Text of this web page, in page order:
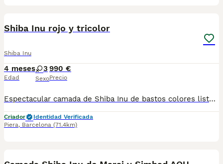
Shiba Inu rojo y tricolor
Shiba Inu
4 meses
Edad
3
Sexo
990 €
Precio
Espectacular camada de Shiba Inu de bastos colores listos para entregar . Precio no negociable y muy ajustado. Centro Canino Vallbonica es mucho más que un centro de cría , es una familia comprometida con el bienestar animal y la cria responsable, por ello todos nuestros bebés nacen y se crían en nuestras instalaciones , asegurando así un correcto desarrollo y una magnífica socialización, consiguiendo en cada ejemplar un carácter juguetón y extrovertido algo primordial para su adaptación como un miembro más en tu familia . Se entregan con el carnet de vacunas con el plan correspondiente a su edad , desparasitados y microchip implantado y activado en registro de Anicom. Facilitamos junto al cachorro contrato de compra con garantías víricas de 15 días y congénitas de 1 año . Contamos con un gran equipo de profesionales entre los que se encuentran educadores, auxiliares y Veterinarios ofreciendo los controles sanitarios necesarios así como continua vigilancia asegurando su bienestar . Hacemos envíos a toda España con empresa de transporte privado, proporcionando un viaje confortable y ofreciendo las atenciones necesarias a nuestros bebés . Si estás interesado en alguno de nuestros ejemplares solicita información sin compromiso al 722269698 . También atendemos vía WhatsApp . PRECIO REAL ( incluye el IVA) . Núcleo zoológico B2501315
Criador
Identidad Verificada
Piera, Barcelona (71.4km)